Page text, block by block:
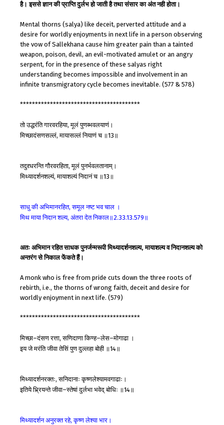
है। इससे ज्ञान की प्राप्ति दुर्लभ हो जाती है तथा संसार का अंत नही होता।
Mental thorns (salya) like deceit, perverted attitude and a
desire for worldly enjoyments in next life in a person observing
the vow of Sallekhana cause him greater pain than a tainted
weapon, poison, devil, an evil-motivated amulet or an angry
serpent, for in the presence of these salyas right
understanding becomes impossible and involvement in an
infinite transmigratory cycle becomes inevitable. (577 & 578)
****************************************
तोउद्धरंतिगारवरहिया,मूलंपुणब्भवलयाणं।
मिच्छादंसणसल्लं,मायासल्लंनियाणंच ॥13 ॥
तदुद्द्धरन्तिगौरवरहिता,मूलंपुनर्भवलतानाम्।
मिथ्यादर्शनशल्यं,मायाशल्यंनिदानंच ॥13 ॥
साधुकीअभिमानरहित,समूलनष्टभवचाल ।
मिथमायानिदानशल्य, अंतरादेतनिकाल॥2.33.13.579 ॥
अतः अभिमान रहित साधक पुनर्जन्मरूपी मिथ्यादर्शनशल्य, मायाशल्य व निदानशल्य को
अन्तरंग से निकाल फेंकते हैं।
A monk who is free from pride cuts down the three roots of
rebirth, i.e., the thorns of wrong faith, deceit and desire for
worldly enjoyment in next life. (579)
****************************************
मिच्छा–दंसणरत्ता,सणिदाणाकिण्ह–लेस–मोगाढा ।
इयजेमरंतिजीवातेसिंपुणदुल्लहाबोही ॥14 ॥
मिथ्यादर्शनरक्तः,सनिदानाः कृष्णलेश्यामवगाढाः।
इतियेभ्र्रियन्तेजीवा–स्तेषांदुर्लभाभवेद्बोधिः ॥14 ॥
मिथ्यादर्शनअनुरक्तरहे,कृष्णलेश्याभार।